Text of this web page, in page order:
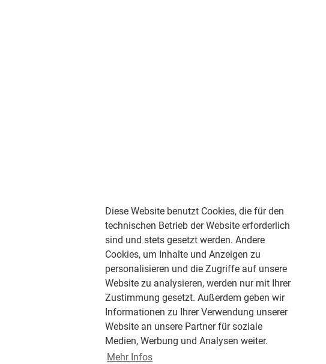
Diese Website benutzt Cookies, die für den
technischen Betrieb der Website erforderlich
sind und stets gesetzt werden. Andere
Cookies, um Inhalte und Anzeigen zu
personalisieren und die Zugriffe auf unsere
Website zu analysieren, werden nur mit Ihrer
Zustimmung gesetzt. Außerdem geben wir
Informationen zu Ihrer Verwendung unserer
Website an unsere Partner für soziale
Medien, Werbung und Analysen weiter.
Mehr Infos